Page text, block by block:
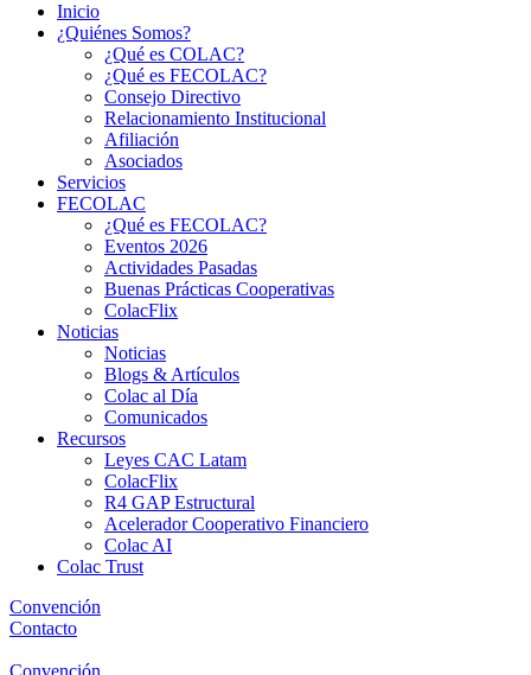
Inicio
¿Quiénes Somos?
¿Qué es COLAC?
¿Qué es FECOLAC?
Consejo Directivo
Relacionamiento Institucional
Afiliación
Asociados
Servicios
FECOLAC
¿Qué es FECOLAC?
Eventos 2026
Actividades Pasadas
Buenas Prácticas Cooperativas
ColacFlix
Noticias
Noticias
Blogs & Artículos
Colac al Día
Comunicados
Recursos
Leyes CAC Latam
ColacFlix
R4 GAP Estructural
Acelerador Cooperativo Financiero
Colac AI
Colac Trust
Convención
Contacto
Convención